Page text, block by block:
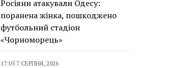
Росіяни атакували Одесу:
поранена жінка, пошкоджено
футбольний стадіон
«Чорноморець»
17:05 7 СЕРПНЯ, 2026